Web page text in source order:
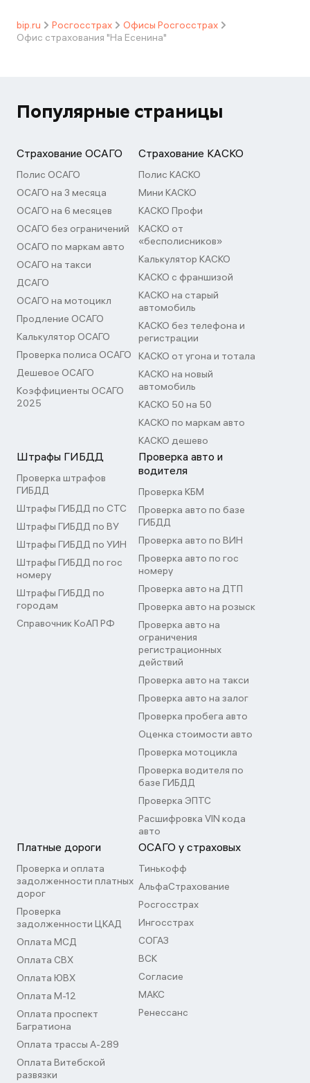
bip.ru Росгосстрах
Офисы Росгосстрах
Офис страхования "На Есенина"
Популярные страницы
Страхование ОСАГО
Полис ОСАГО
ОСАГО на 3 месяца
ОСАГО на 6 месяцев
ОСАГО без ограничений
ОСАГО по маркам авто
ОСАГО на такси
ДСАГО
ОСАГО на мотоцикл
Продление ОСАГО
Калькулятор ОСАГО
Проверка полиса ОСАГО
Дешевое ОСАГО
Коэффициенты ОСАГО
2025
Страхование КАСКО
Полис КАСКО
Мини КАСКО
КАСКО Профи
КАСКО от
«бесполисников»
Калькулятор КАСКО
КАСКО с франшизой
КАСКО на старый
автомобиль
КАСКО без телефона и
регистрации
КАСКО от угона и тотала
КАСКО на новый
автомобиль
КАСКО 50 на 50
КАСКО по маркам авто
КАСКО дешево
Штрафы ГИБДД
Проверка штрафов
ГИБДД
Штрафы ГИБДД по СТС
Штрафы ГИБДД по ВУ
Штрафы ГИБДД по УИН
Штрафы ГИБДД по гос
номеру
Штрафы ГИБДД по
городам
Справочник КоАП РФ
Проверка авто и
водителя
Проверка КБМ
Проверка авто по базе
ГИБДД
Проверка авто по ВИН
Проверка авто по гос
номеру
Проверка авто на ДТП
Проверка авто на розыск
Проверка авто на
ограничения
регистрационных
действий
Проверка авто на такси
Проверка авто на залог
Проверка пробега авто
Оценка стоимости авто
Проверка мотоцикла
Проверка водителя по
базе ГИБДД
Проверка ЭПТС
Расшифровка VIN кода
авто
Платные дороги
Проверка и оплата
задолженности платных
дорог
Проверка
задолженности ЦКАД
Оплата МСД
Оплата СВХ
Оплата ЮВХ
Оплата М-12
Оплата проспект
Багратиона
Оплата трассы А-289
Оплата Витебской
развязки
ОСАГО у страховых
Тинькофф
АльфаСтрахование
Росгосстрах
Ингосстрах
СОГАЗ
ВСК
Согласие
МАКС
Ренессанс